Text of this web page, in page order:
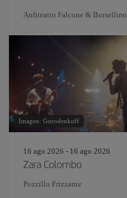
Anfiteatro Falcone & Borsellino
Imagen: Gorodenkoff
16 ago 2026 - 16 ago 2026
Zara Colombo
Pozzillo Frizzante